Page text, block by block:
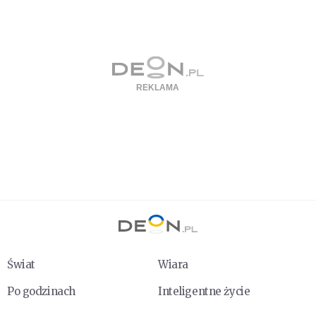
Świat
Wiara
Po godzinach
Inteligentne życie